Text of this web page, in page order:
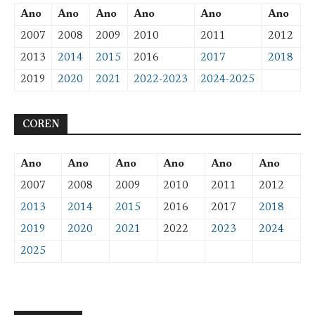
Ano Ano Ano Ano Ano Ano
2007 2008 2009 2010 2011 2012
2013 2014 2015 2016 2017 2018
2019 2020 2021 2022-2023 2024-2025
COREN
Ano Ano Ano Ano Ano Ano
2007 2008 2009 2010 2011 2012
2013 2014 2015 2016 2017 2018
2019 2020 2021 2022 2023 2024
2025